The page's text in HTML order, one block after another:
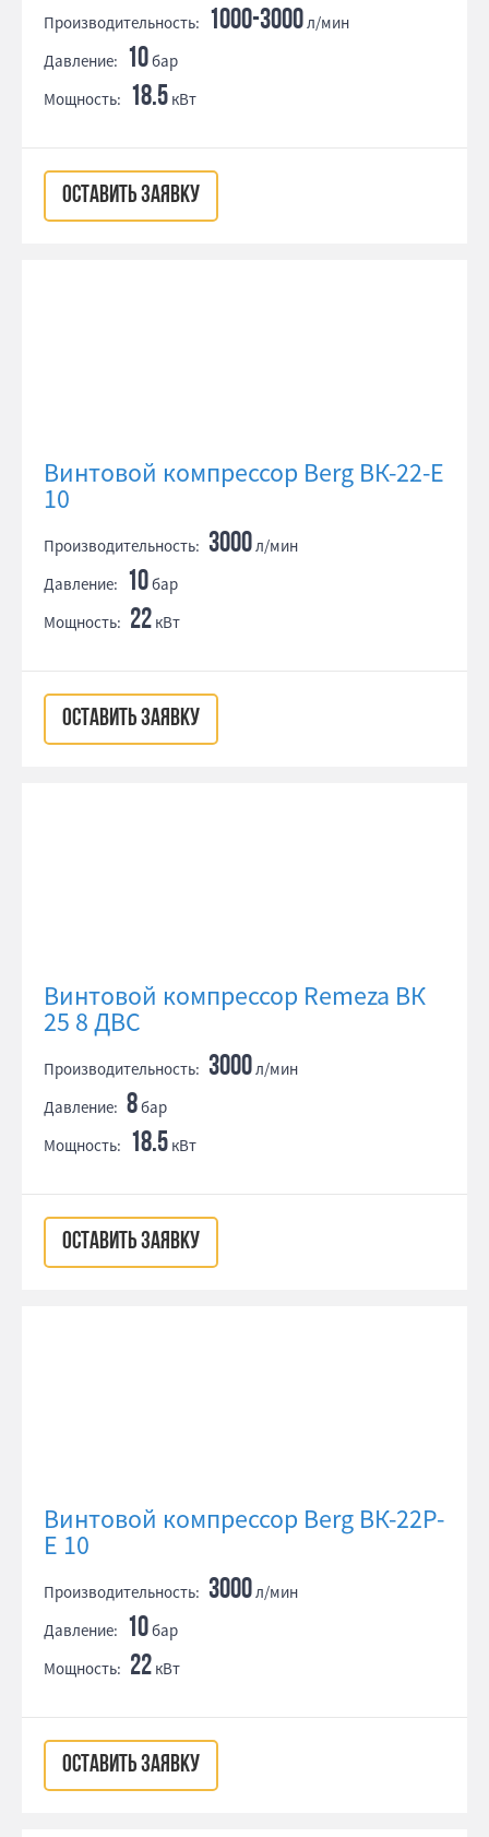
Производительность: 1000-3000л/мин
Давление: 10бар
Мощность: 18.5 кВт
ОСТАВИТЬ ЗАЯВКУ
Винтовой компрессор Berg ВК-22-Е
10
Производительность: 3000л/мин
Давление: 10бар
Мощность: 22 кВт
ОСТАВИТЬ ЗАЯВКУ
Винтовой компрессор Remeza ВК
25 8 ДВС
Производительность: 3000л/мин
Давление: 8бар
Мощность: 18.5 кВт
ОСТАВИТЬ ЗАЯВКУ
Винтовой компрессор Berg ВК-22Р-
Е 10
Производительность: 3000л/мин
Давление: 10бар
Мощность: 22 кВт
ОСТАВИТЬ ЗАЯВКУ